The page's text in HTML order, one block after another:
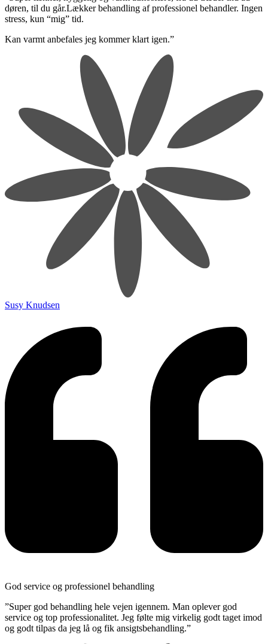
døren, til du går.Lækker behandling af professionel behandler. Ingen
stress, kun “mig” tid.
​Kan varmt anbefales jeg kommer klart igen.”
Susy Knudsen
God service og professionel behandling
​”Super god behandling hele vejen igennem. Man oplever god
service og top professionalitet. Jeg følte mig virkelig godt taget imod
og godt tilpas da jeg lå og fik ansigtsbehandling.”